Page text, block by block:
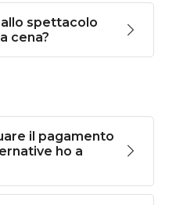
spettacolo
cena?
il pagamento
ho a